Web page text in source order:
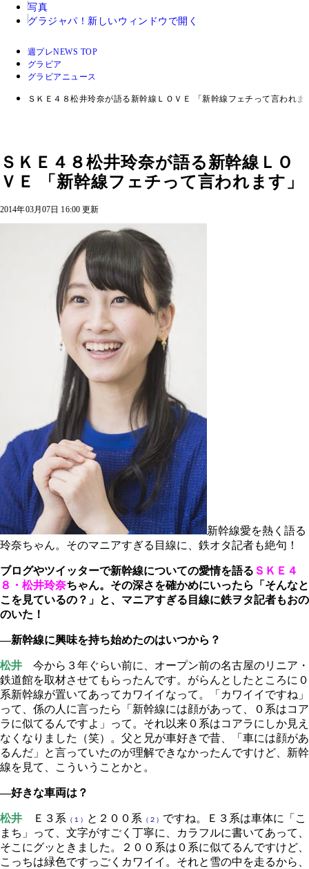
写真
グラジャパ！ 新しいウィンドウで開く
週プレNEWS TOP
グラビア
グラビアニュース
ＳＫＥ４８松井玲奈が語る新幹線ＬＯＶＥ 「新幹線フェチって言われま
ＳＫＥ４８松井玲奈が語る新幹線ＬＯ
ＶＥ 「新幹線フェチって言われます」
2014年03月07日 16:00 更新
新幹線愛を熱く語る
玲奈ちゃん。そのマニアすぎる目線に、鉄オタ記者も絶句！
ブログやツイッターで新幹線についての愛情を語る ＳＫＥ４
８・松井玲奈ちゃん。その深さを確かめにいったら「そんなと
こを見ているの？」と、マニアすぎる目線に鉄ヲタ記者もおの
のいた！
―新幹線に興味を持ち始めたのはいつから？
松井 今から３年ぐらい前に、オープン前の名古屋のリニア・
鉄道館を取材させてもらったんです。がらんとしたところに０
系新幹線が置いてあってカワイイなって。「カワイイですね」
って、係の人に言ったら「新幹線には顔があって、０系はコア
ラに似てるんですよ」って。それ以来０系はコアラにしか見え
なくなりました（笑）。父と兄が車好きで昔、「車には顔があ
るんだ」と言っていたのが理解できなかったんですけど、新幹
線を見て、こういうことかと。
―好きな車両は？
松井 Ｅ３系 （１） と２００系 （２） ですね。Ｅ３系は車体に「こ
まち」って、文字がすごく丁寧に、カラフルに書いてあって、
そこにグッときました。２００系は０系に似てるんですけど、
こっちは緑色ですっごくカワイイ。それと雪の中を走るから、